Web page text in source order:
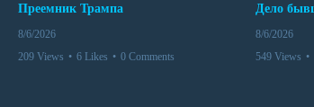
Преемник Трампа
8/6/2026
209 Views • 6 Likes • 0 Comments
8/6/2026
549 Views •